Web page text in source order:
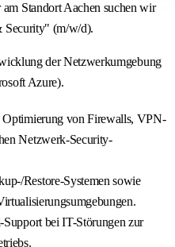
Standort Aachen suchen wir
Security" (m/w/d).
der Netzwerkumgebung
Azure).
von Firewalls, VPN-
Netzwerk-Security-
Restore-Systemen sowie
bei IT-Störungen zur